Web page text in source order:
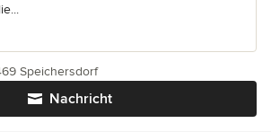
Nachricht
Speichersdorf